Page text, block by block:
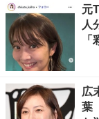
元
人
広
葉